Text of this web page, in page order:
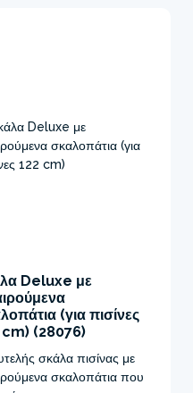
Deluxe με
(για πισίνες
cm) (28076)
σκάλα πισίνας με
σκαλοπάτια που